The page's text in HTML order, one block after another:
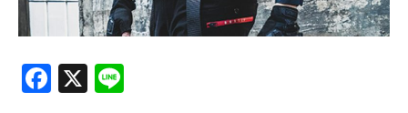
Facebook
X